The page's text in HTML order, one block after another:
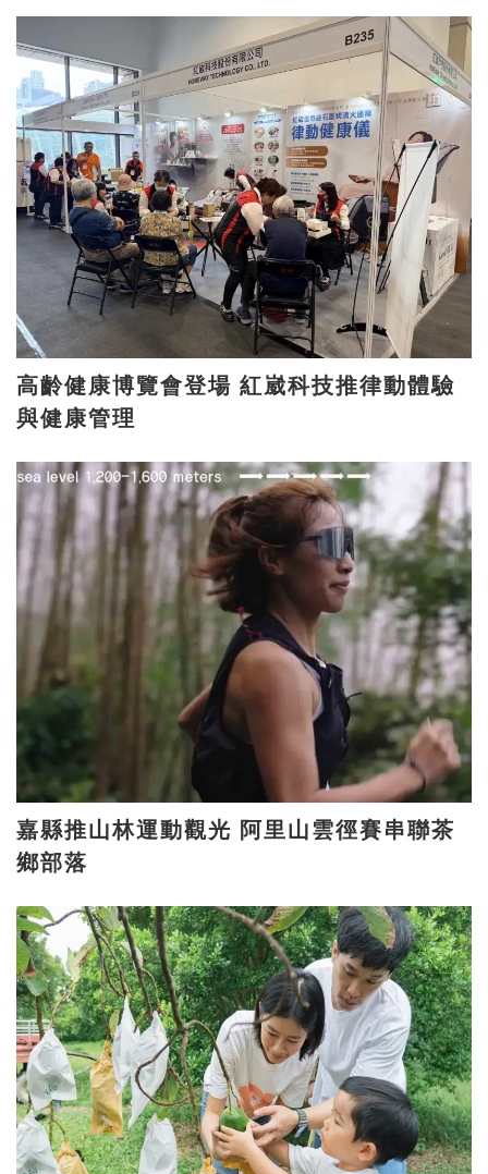
高齡健康博覽會登場 紅崴科技推律動體驗
與健康管理
嘉縣推山林運動觀光 阿里山雲徑賽串聯茶
鄉部落